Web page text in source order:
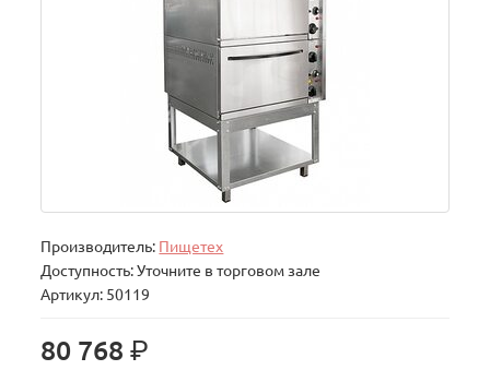
Производитель: Пищетех
Доступность: Уточните в торговом зале
Артикул: 50119
80 768р.